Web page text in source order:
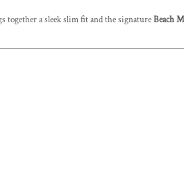
together a sleek slim fit and the signatureBeach